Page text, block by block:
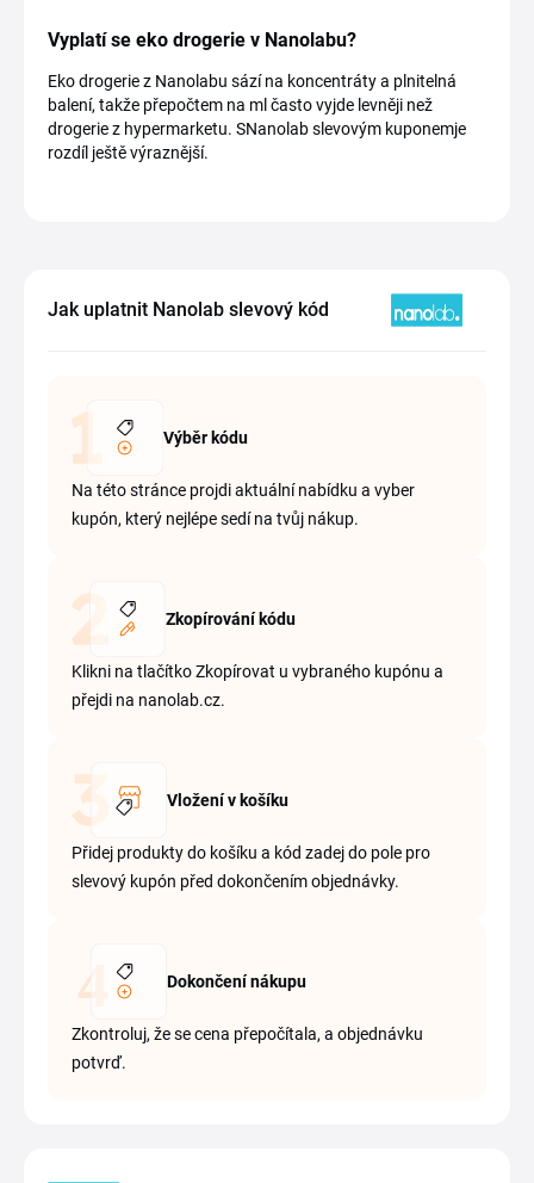
Vyplatí se eko drogerie v Nanolabu?
Eko drogerie z Nanolabu sází na koncentráty a plnitelná
balení, takže přepočtem na ml často vyjde levněji než
drogerie z hypermarketu. SNanolab slevovým kuponemje
rozdíl ještě výraznější.
Jak uplatnit Nanolab slevový kód
Výběr kódu
Na této stránce projdi aktuální nabídku a vyber
kupón, který nejlépe sedí na tvůj nákup.
Zkopírování kódu
Klikni na tlačítko Zkopírovat u vybraného kupónu a
přejdi na nanolab.cz.
Vložení v košíku
Přidej produkty do košíku a kód zadej do pole pro
slevový kupón před dokončením objednávky.
Dokončení nákupu
Zkontroluj, že se cena přepočítala, a objednávku
potvrď.